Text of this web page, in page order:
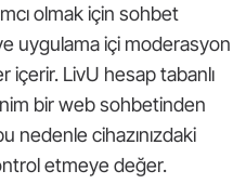
olmak için sohbet
uygulama içi moderasyon
içerir. LivU hesap tabanlı
bir web sohbetinden
nedenle cihazınızdaki
etmeye değer.